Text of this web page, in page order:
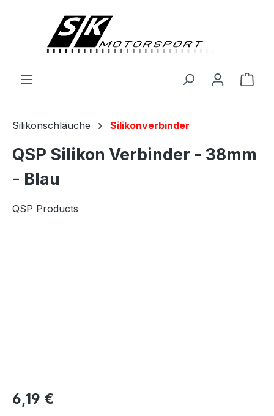
Silikonschläuche Silikonverbinder
QSP Silikon Verbinder - 38mm
- Blau
QSP Products
6,19 €